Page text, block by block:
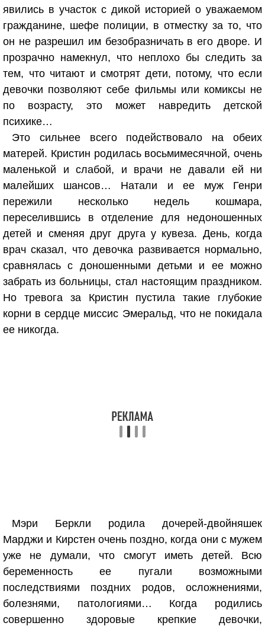
явились в участок с дикой историей о уважаемом
гражданине, шефе полиции, в отместку за то, что
он не разрешил им безобразничать в его дворе. И
прозрачно намекнул, что неплохо бы следить за
тем, что читают и смотрят дети, потому, что если
девочки позволяют себе фильмы или комиксы не
по возрасту, это может навредить детской
психике…
Это сильнее всего подействовало на обеих
матерей. Кристин родилась восьмимесячной, очень
маленькой и слабой, и врачи не давали ей ни
малейших шансов… Натали и ее муж Генри
пережили несколько недель кошмара,
переселившись в отделение для недоношенных
детей и сменяя друг друга у кувеза. День, когда
врач сказал, что девочка развивается нормально,
сравнялась с доношенными детьми и ее можно
забрать из больницы, стал настоящим праздником.
Но тревога за Кристин пустила такие глубокие
корни в сердце миссис Эмеральд, что не покидала
ее никогда.
Мэри Беркли родила дочерей-двойняшек
Марджи и Кирстен очень поздно, когда они с мужем
уже не думали, что смогут иметь детей. Всю
беременность ее пугали возможными
последствиями поздних родов, осложнениями,
болезнями, патологиями… Когда родились
совершенно здоровые крепкие девочки,